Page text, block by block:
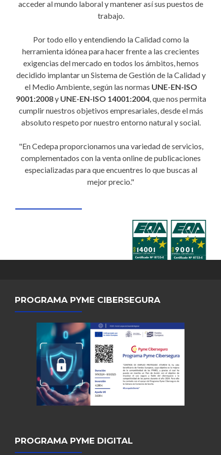
acceder al mundo laboral y mantener así sus puestos de
trabajo.
Por todo ello y entendiendo la Calidad como la
herramienta idónea para hacer frente a las crecientes
exigencias del mercado en todos los ámbitos, hemos
decidido implantar un Sistema de Gestión de la Calidad y
el Medio Ambiente, según las normas UNE-EN-ISO
9001:2008y UNE-EN-ISO 14001:2004, que nos permita
cumplir nuestros objetivos empresariales, desde el más
absoluto respeto por nuestro entorno natural y social.
"En Cedepa proporcionamos una variedad de servicios,
complementados con la venta online de publicaciones
especializadas para que encuentres lo que buscas al
mejor precio."
PROGRAMA PYME CIBERSEGURA
PROGRAMA PYME DIGITAL